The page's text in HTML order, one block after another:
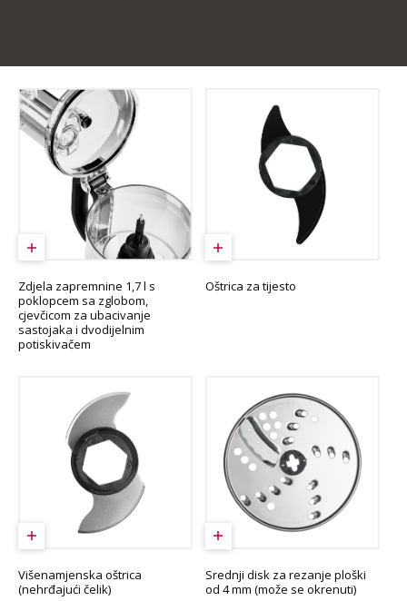
Zdjela zapremnine 1,7 l s
poklopcem sa zglobom,
cjevčicom za ubacivanje
sastojaka i dvodijelnim
potiskivačem
Oštrica za tijesto
Višenamjenska oštrica
(nehrđajući čelik)
Srednji disk za rezanje ploški
od 4 mm (može se okrenuti)